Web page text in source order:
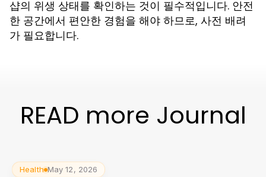
샵의 위생 상태를 확인하는 것이 필수적입니다. 안전
한 공간에서 편안한 경험을 해야 하므로, 사전 배려
가 필요합니다.
READ more Journal
Health May 12, 2026